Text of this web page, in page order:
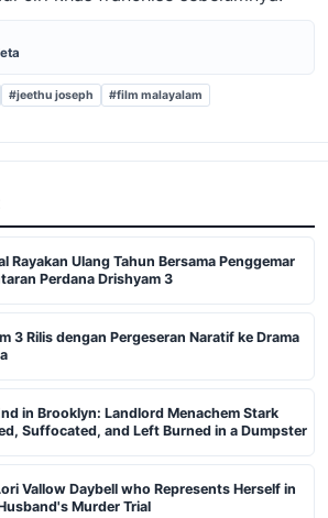
#jeethu joseph #film malayalam
Rayakan Ulang Tahun Bersama Penggemar
Perdana Drishyam 3
3 Rilis dengan Pergeseran Naratif ke Drama
in Brooklyn: Landlord Menachem Stark
Suffocated, and Left Burned in a Dumpster
Vallow Daybell who Represents Herself in
Murder Trial